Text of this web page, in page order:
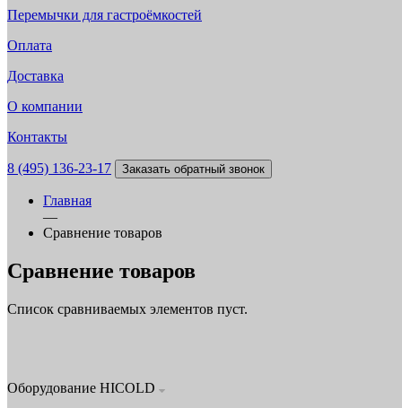
Перемычки для гастроёмкостей
Оплата
Доставка
О компании
Контакты
8 (495) 136-23-17 Заказать обратный звонок
Главная
—
Сравнение товаров
Сравнение товаров
Список сравниваемых элементов пуст.
Оборудование HICOLD